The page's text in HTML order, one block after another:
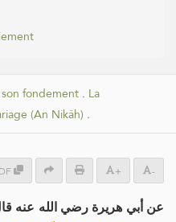
fondement . La
(An Nikâh) .
+ -
عن أبي هريرة رضي الله عنه